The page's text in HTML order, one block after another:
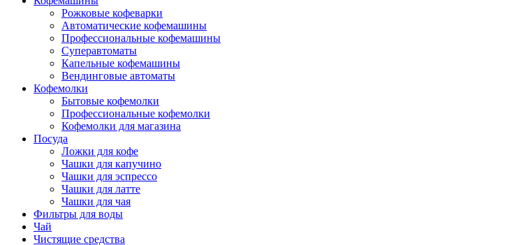
Рожковые кофеварки
Автоматические кофемашины
Профессиональные кофемашины
Суперавтоматы
Капельные кофемашины
Вендинговые автоматы
Кофемолки
Бытовые кофемолки
Профессиональные кофемолки
Кофемолки для магазина
Посуда
Ложки для кофе
Чашки для капучино
Чашки для эспрессо
Чашки для латте
Чашки для чая
Фильтры для воды
Чай
Чистящие средства